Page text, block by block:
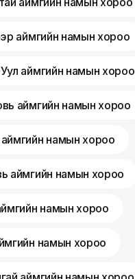
аймгийн намын хороо
аймгийн намын хороо
аймгийн намын хороо
намын хороо
аймгийн намын хороо
намын хороо
намын хороо